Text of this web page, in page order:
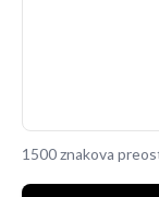
1500 znakova